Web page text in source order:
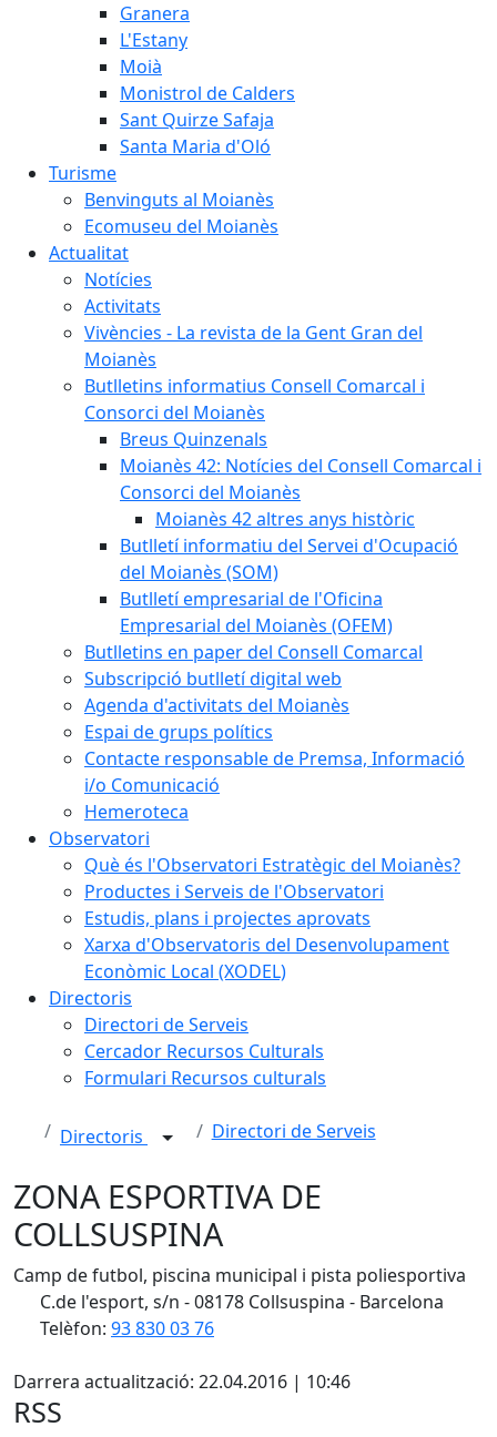
Granera
L'Estany
Moià
Monistrol de Calders
Sant Quirze Safaja
Santa Maria d'Oló
Turisme
Benvinguts al Moianès
Ecomuseu del Moianès
Actualitat
Notícies
Activitats
Vivències - La revista de la Gent Gran del
Moianès
Butlletins informatius Consell Comarcal i
Consorci del Moianès
Breus Quinzenals
Moianès 42: Notícies del Consell Comarcal i
Consorci del Moianès
Moianès 42 altres anys històric
Butlletí informatiu del Servei d'Ocupació
del Moianès (SOM)
Butlletí empresarial de l'Oficina
Empresarial del Moianès (OFEM)
Butlletins en paper del Consell Comarcal
Subscripció butlletí digital web
Agenda d'activitats del Moianès
Espai de grups polítics
Contacte responsable de Premsa, Informació
i/o Comunicació
Hemeroteca
Observatori
Què és l'Observatori Estratègic del Moianès?
Productes i Serveis de l'Observatori
Estudis, plans i projectes aprovats
Xarxa d'Observatoris del Desenvolupament
Econòmic Local (XODEL)
Directoris
Directori de Serveis
Cercador Recursos Culturals
Formulari Recursos culturals
Directoris Directori de Serveis
ZONA ESPORTIVA DE
COLLSUSPINA
Camp de futbol, piscina municipal i pista poliesportiva
C.de l'esport, s/n - 08178 Collsuspina - Barcelona
Telèfon: 93 830 03 76
Darrera actualització: 22.04.2016 | 10:46
RSS